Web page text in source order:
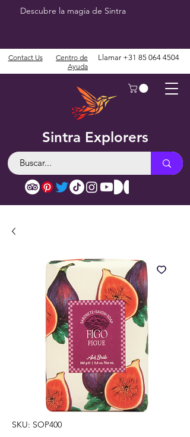
Descubre la magia de Sintra
Sintra Explorers
Contact Us
Centro de
Ayuda
Llamar +31 85 064 4504
SKU: SOP400